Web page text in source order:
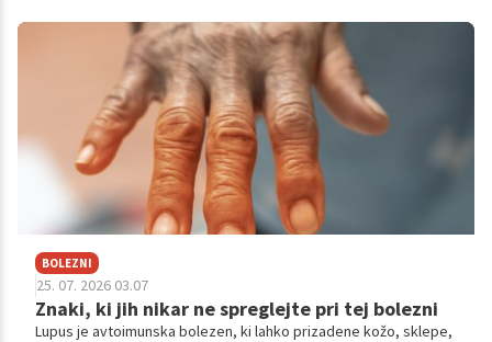
boleznih je zgodba precej bolj zapletena.
BOLEZNI
25. 07. 2026 03.07
Znaki, ki jih nikar ne spreglejte pri tej bolezni
Lupus je avtoimunska bolezen, ki lahko prizadene kožo, sklepe,